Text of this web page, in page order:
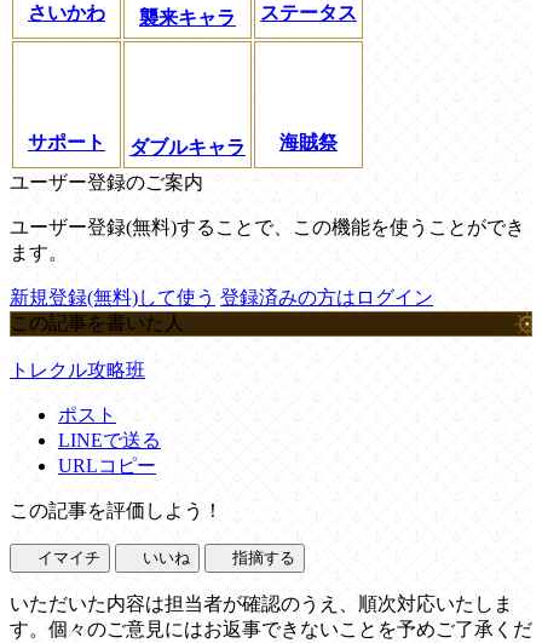
さいかわ 襲来キャラ ステータス
サポート ダブルキャラ
海賊祭
ユーザー登録のご案内
ユーザー登録(無料)することで、この機能を使うことができ
ます。
新規登録(無料)して使う 登録済みの方はログイン
この記事を書いた人
トレクル攻略班
ポスト
LINEで送る
URLコピー
この記事を評価しよう！
イマイチ いいね 指摘する
いただいた内容は担当者が確認のうえ、順次対応いたしま
す。個々のご意見にはお返事できないことを予めご了承くだ